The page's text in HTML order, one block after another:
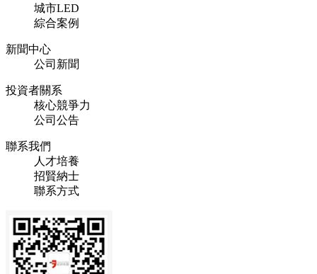
城市LED
綜合案例
新聞中心
公司新聞
投資者關系
核心競爭力
公司公告
聯系我們
人才培養
招賢納士
聯系方式